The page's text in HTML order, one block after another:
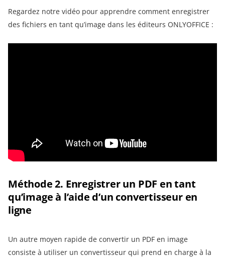
Regardez notre vidéo pour apprendre comment enregistrer
des fichiers en tant qu’image dans les éditeurs ONLYOFFICE :
Méthode 2. Enregistrer un PDF en tant
qu’image à l’aide d’un convertisseur en
ligne
Un autre moyen rapide de convertir un PDF en image
consiste à utiliser un convertisseur qui prend en charge à la